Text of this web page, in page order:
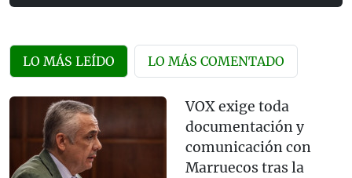
LO MÁS LEÍDO LO MÁS COMENTADO
VOX exige toda
documentación y
comunicación con
Marruecos tras la